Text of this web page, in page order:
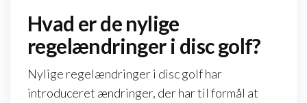
Hvad er de nylige
regelændringer i disc golf?
Nylige regelændringer i disc golf har
introduceret ændringer, der har til formål at